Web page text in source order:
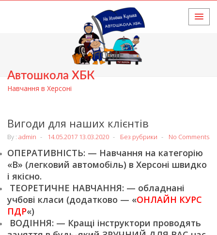
Автошкола ХБК
Навчання в Херсоні
HOME
Вигоди для наших клієнтів
By : admin 14.05.2017 13.03.2020 Без рубрики No Comments
ОПЕРАТИВНІСТЬ: — Навчання на категорію
«В» (легковий автомобіль) в Херсоні швидко
і якісно.
ТЕОРЕТИЧНЕ НАВЧАННЯ: — обладнані
учбові класи (додатково — «ОНЛАЙН КУРС
ПДР«)
ВОДІННЯ: — Кращі інструктори проводять